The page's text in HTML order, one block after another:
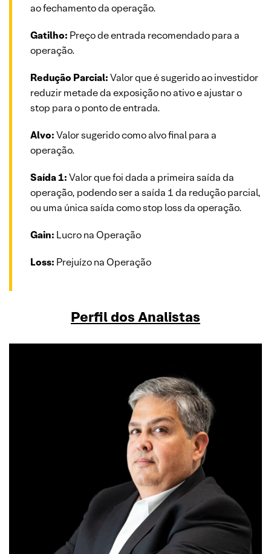
ao fechamento da operação.
Gatilho: Preço de entrada recomendado para a
operação.
Redução Parcial:Valor que é sugerido ao investidor
reduzir metade da exposição no ativo e ajustar o
stop para o ponto de entrada.
Alvo:Valor sugerido como alvo final para a
operação.
Saída 1:Valor que foi dada a primeira saída da
operação, podendo ser a saída 1 da redução parcial,
ou uma única saída como stop loss da operação.
Gain: Lucro na Operação
Loss: Prejuízo na Operação
Perfil dos Analistas